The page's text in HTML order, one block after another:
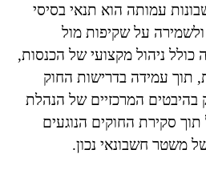
עמותה הוא תנאי בסיסי
על שקיפות מול
כולל ניהול מקצועי של הכנסות,
תוך עמידה בדרישות החוק
בהיבטים המרכזיים של הנהלת
סקירת החוקים הנוגעים
משטר חשבונאי נכון.